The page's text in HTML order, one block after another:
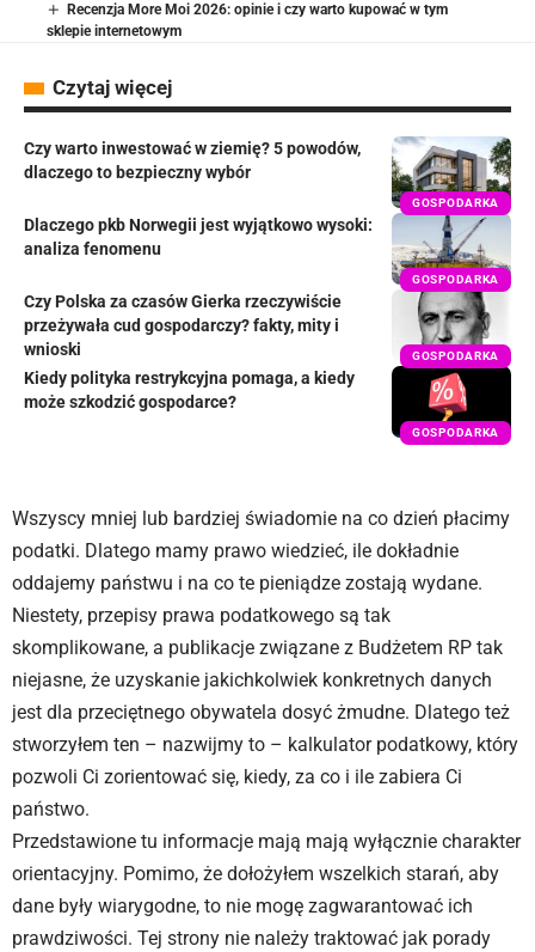
Recenzja More Moi 2026: opinie i czy warto kupować w tym
sklepie internetowym
Czytaj więcej
GOSPODARKA
Czy warto inwestować w ziemię? 5 powodów,
dlaczego to bezpieczny wybór
GOSPODARKA
Dlaczego pkb Norwegii jest wyjątkowo wysoki:
analiza fenomenu
GOSPODARKA
Czy Polska za czasów Gierka rzeczywiście
przeżywała cud gospodarczy? fakty, mity i
wnioski
GOSPODARKA
Kiedy polityka restrykcyjna pomaga, a kiedy
może szkodzić gospodarce?
Wszyscy mniej lub bardziej świadomie na co dzień płacimy
podatki. Dlatego mamy prawo wiedzieć, ile dokładnie
oddajemy państwu i na co te pieniądze zostają wydane.
Niestety, przepisy prawa podatkowego są tak
skomplikowane, a publikacje związane z Budżetem RP tak
niejasne, że uzyskanie jakichkolwiek konkretnych danych
jest dla przeciętnego obywatela dosyć żmudne. Dlatego też
stworzyłem ten – nazwijmy to – kalkulator podatkowy, który
pozwoli Ci zorientować się, kiedy, za co i ile zabiera Ci
państwo.
Przedstawione tu informacje mają mają wyłącznie charakter
orientacyjny. Pomimo, że dołożyłem wszelkich starań, aby
dane były wiarygodne, to nie mogę zagwarantować ich
prawdziwości. Tej strony nie należy traktować jak porady